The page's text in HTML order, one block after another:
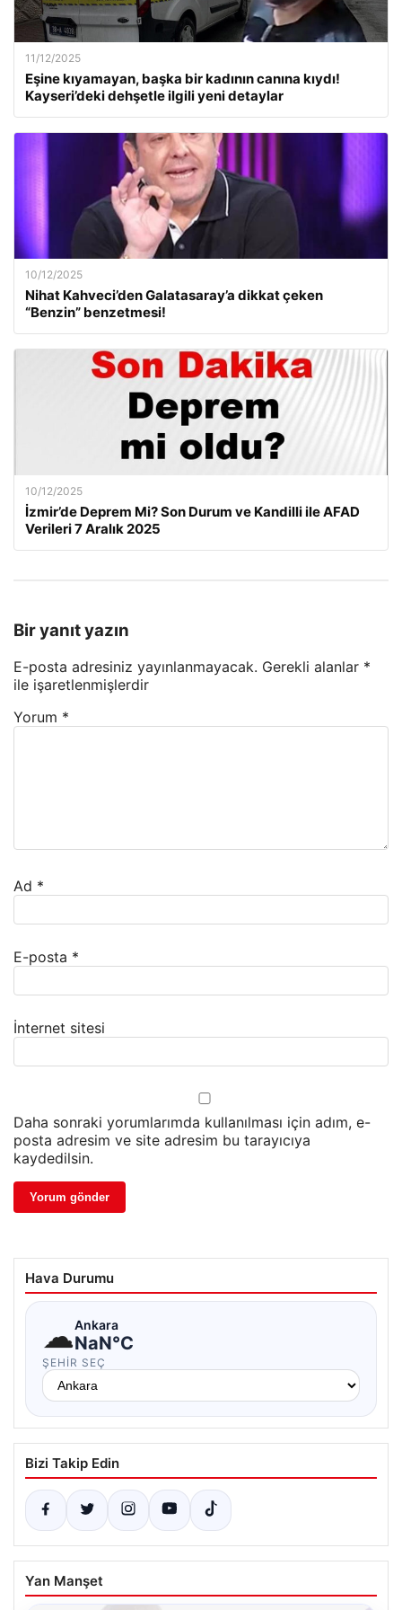
11/12/2025
Eşine kıyamayan, başka bir kadının canına kıydı!
Kayseri’deki dehşetle ilgili yeni detaylar
10/12/2025
Nihat Kahveci’den Galatasaray’a dikkat çeken
“Benzin” benzetmesi!
10/12/2025
İzmir’de Deprem Mi? Son Durum ve Kandilli ile AFAD
Verileri 7 Aralık 2025
Bir yanıt yazın
E-posta adresiniz yayınlanmayacak. Gerekli alanlar *
ile işaretlenmişlerdir
Yorum *
Ad *
E-posta *
İnternet sitesi
Daha sonraki yorumlarımda kullanılması için adım, e-
posta adresim ve site adresim bu tarayıcıya
kaydedilsin.
Hava Durumu
☁Ankara
NaN°C
ŞEHIR SEÇ
Bizi Takip Edin
Yan Manşet